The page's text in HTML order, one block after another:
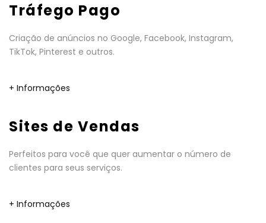
Tráfego Pago
Criação de anúncios no Google, Facebook, Instagram,
TikTok, Pinterest e outros.
+ Informações
Sites de Vendas
Perfeitos para você que quer aumentar o número de
clientes para seus serviços.
+ Informações